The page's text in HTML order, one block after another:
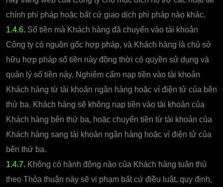
chính phi pháp hoặc bất cứ giao dịch phi pháp nào khác.
1.4.6. Số tiền mà Khách hàng đã chuyển vào tài khoản
Công ty có nguồn gốc hợp pháp, và Khách hàng là chủ sở
hữu hợp pháp số tiền này đồng thời có quyền sử dụng và
quản lý số tiền này. Nghiêm cấm nạp tiền vào tài khoản
Khách hàng từ tài khoản ngân hàng hoặc ví điện tử của bên
thứ ba. Khách hàng sẽ không nạp tiền vào tài khoản của
Khách hàng bên thứ ba, hoặc chuyển tiền từ tài khoản của
Khách hàng sang tài khoản ngân hàng hoặc ví điện tử của
bên thứ ba.
1.4.7. Không có hành động nào của Khách hàng tuân thủ
theo Thỏa thuận này sẽ vi phạm bất cứ điều luật, quy định,